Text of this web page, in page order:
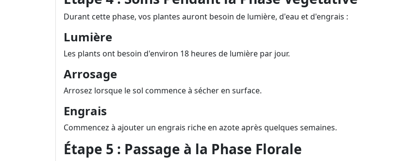
Durant cette phase, vos plantes auront besoin de lumière, d'eau et d'engrais :
Lumière
Les plants ont besoin d'environ 18 heures de lumière par jour.
Arrosage
Arrosez lorsque le sol commence à sécher en surface.
Engrais
Commencez à ajouter un engrais riche en azote après quelques semaines.
Étape 5 : Passage à la Phase Florale